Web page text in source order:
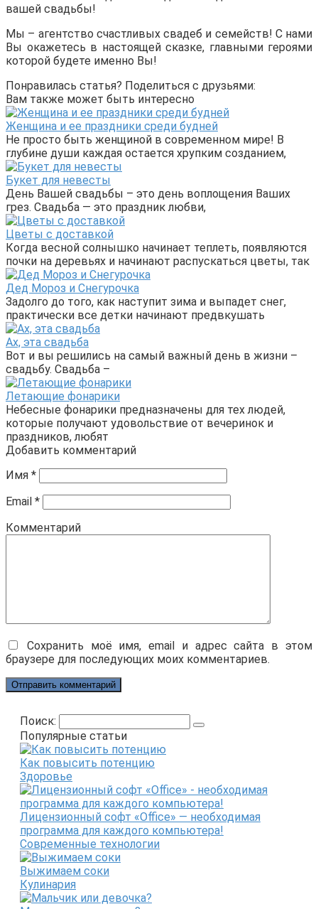
вашей свадьбы!
Мы – агентство счастливых свадеб и семейств! С нами
Вы окажетесь в настоящей сказке, главными героями
которой будете именно Вы!
Понравилась статья? Поделиться с друзьями:
Вам также может быть интересно
Женщина и ее праздники среди будней
Не просто быть женщиной в современном мире! В
глубине души каждая остается хрупким созданием,
Букет для невесты
День Вашей свадьбы – это день воплощения Ваших
грез. Свадьба — это праздник любви,
Цветы с доставкой
Когда весной солнышко начинает теплеть, появляются
почки на деревьях и начинают распускаться цветы, так
Дед Мороз и Снегурочка
Задолго до того, как наступит зима и выпадет снег,
практически все детки начинают предвкушать
Ах, эта свадьба
Вот и вы решились на самый важный день в жизни –
свадьбу. Свадьба –
Летающие фонарики
Небесные фонарики предназначены для тех людей,
которые получают удовольствие от вечеринок и
праздников, любят
Добавить комментарий
Имя *
Email *
Комментарий
Сохранить моё имя, email и адрес сайта в этом
браузере для последующих моих комментариев.
Поиск:
Популярные статьи
Как повысить потенцию
Здоровье
Лицензионный софт «Office» — необходимая
программа для каждого компьютера!
Современные технологии
Выжимаем соки
Кулинария